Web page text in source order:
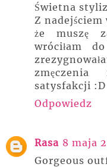
Świetna
Z nadejściem
że muszę
wróciłam
satysfakcji :D
Odpowiedz
Rasa 8 maja
Gorgeous